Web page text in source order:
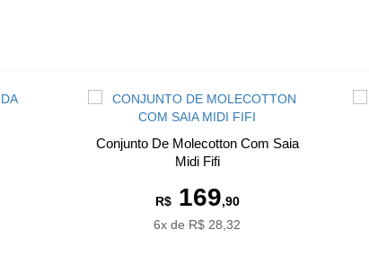
Conjunto De Molecotton Com Saia
Midi Fifi
R$169,90
6x de R$ 28,32